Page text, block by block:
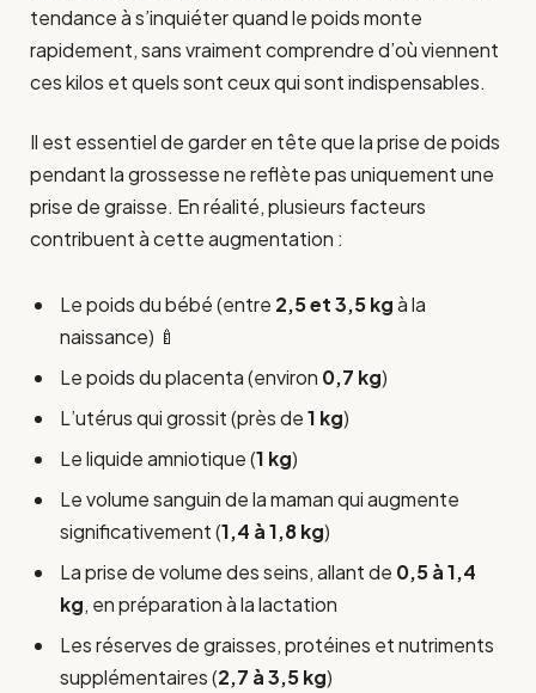
tendance à s’inquiéter quand le poids monte
rapidement, sans vraiment comprendre d’où viennent
ces kilos et quels sont ceux qui sont indispensables.
Il est essentiel de garder en tête que la prise de poids
pendant la grossesse ne reflète pas uniquement une
prise de graisse. En réalité, plusieurs facteurs
contribuent à cette augmentation :
Le poids du bébé (entre 2,5 et 3,5 kgà la
naissance) 🍼
Le poids du placenta (environ 0,7 kg)
L’utérus qui grossit (près de1 kg)
Le liquide amniotique (1 kg)
Le volume sanguin de la maman qui augmente
significativement (1,4 à 1,8 kg)
La prise de volume des seins, allant de 0,5 à 1,4
kg, en préparation à la lactation
Les réserves de graisses, protéines et nutriments
supplémentaires (2,7 à 3,5 kg)